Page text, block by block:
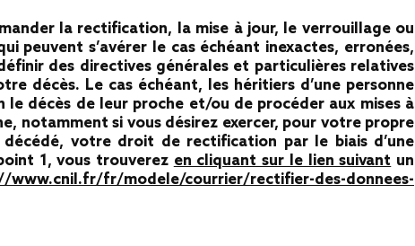
la rectification, la mise à jour, le verrouillage ou
peuvent s’avérer le cas échéant inexactes, erronées,
des directives générales et particulières relatives
décès. Le cas échéant, les héritiers d’une personne
décès de leur proche et/ou de procéder aux mises à
notamment si vous désirez exercer, pour votre propre
votre droit de rectification par le biais d’une
1, vous trouverez en cliquant sur le lien suivant un
www.cnil.fr/fr/modele/courrier/rectifier-des-donnees-